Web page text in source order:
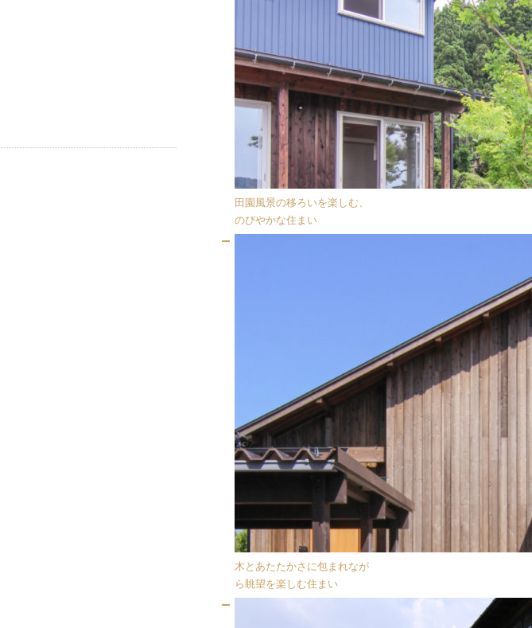
田園風景の移ろいを楽しむ、
のびやかな住まい
木とあたたかさに包まれなが
ら眺望を楽しむ住まい